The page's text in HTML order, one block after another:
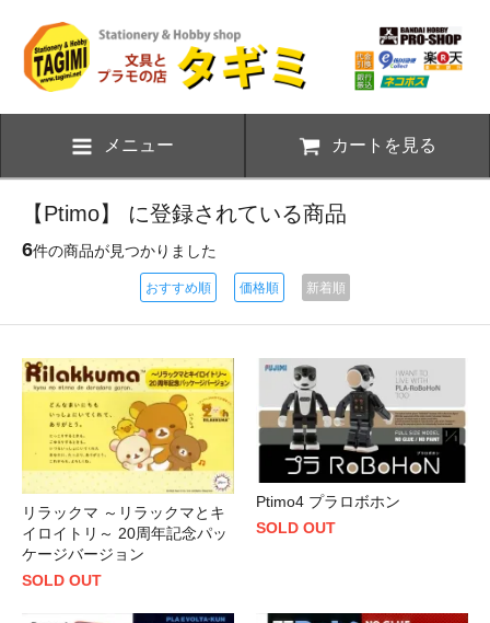
メニュー カートを見る
【Ptimo】 に登録されている商品
6件の商品が見つかりました
おすすめ順 価格順 新着順
リラックマ ～リラックマとキ
イロイトリ～ 20周年記念パッ
ケージバージョン
SOLD OUT
Ptimo4 プラロボホン
SOLD OUT